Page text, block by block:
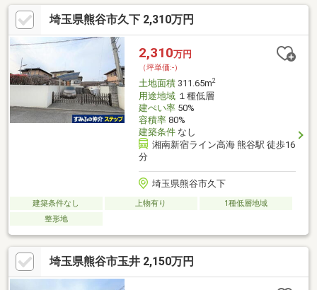
間取り、設備、外観、全て自分好みのスタイルで 一からご
検討いただくことが可能です～□周辺環境・ヤオコー熊谷ニット
ーモール店・・・約940m・ファミリーマート熊谷平戸店・・・約
320m・クスリのアオキ熊谷銀座店・・・約350m・熊谷市立熊谷
東小学校・・・約1050m・熊谷市立富士見中学校・・・約2400m
埼玉県熊谷市久下 2,310万円
2,310万円
（坪単価:-）
土地面積311.65m2
用途地域１種低層
建ぺい率50%
容積率80%
建築条件なし
湘南新宿ライン高海 熊谷駅 徒歩16
分
埼玉県熊谷市久下
建築条件なし 上物有り
1種低層地域
整形地
埼玉県熊谷市玉井 2,150万円